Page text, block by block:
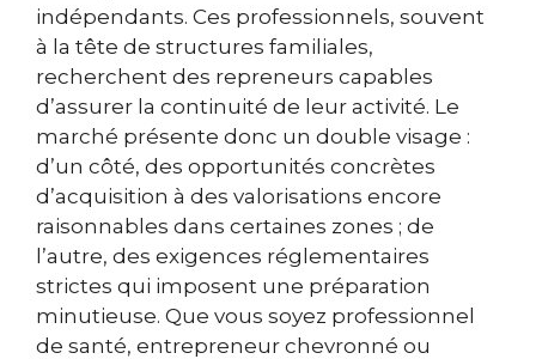
indépendants. Ces professionnels, souvent
à la tête de structures familiales,
recherchent des repreneurs capables
d’assurer la continuité de leur activité. Le
marché présente donc un double visage :
d’un côté, des opportunités concrètes
d’acquisition à des valorisations encore
raisonnables dans certaines zones ; de
l’autre, des exigences réglementaires
strictes qui imposent une préparation
minutieuse. Que vous soyez professionnel
de santé, entrepreneur chevronné ou